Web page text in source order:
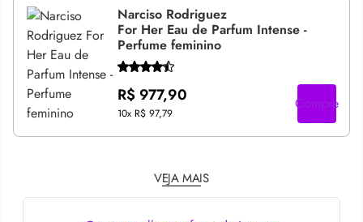
Narciso Rodriguez
For Her Eau de Parfum Intense -
Perfume feminino
R$ 977,90
10x R$ 97,79
Compre
VEJA MAIS